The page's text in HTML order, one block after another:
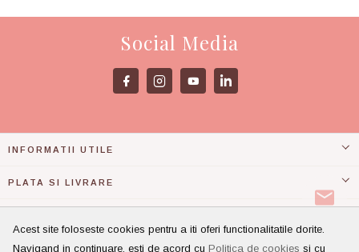
Acest site foloseste cookies pentru a iti oferi functionalitatile dorite.
Navigand in continuare, esti de acord cu Politica de cookies si cu
Social Media
INFORMATII UTILE
PLATA SI LIVRARE
CONT CLIENT